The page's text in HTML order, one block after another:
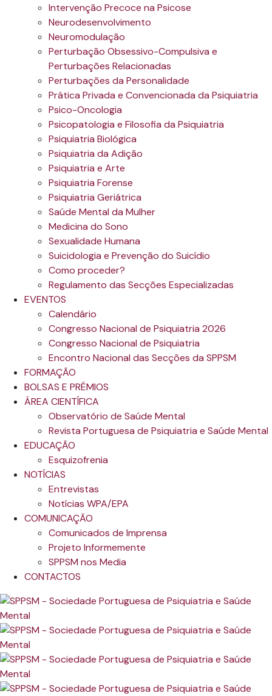
Intervenção Precoce na Psicose
Neurodesenvolvimento
Neuromodulação
Perturbação Obsessivo-Compulsiva e
Perturbações Relacionadas
Perturbações da Personalidade
Prática Privada e Convencionada da Psiquiatria
Psico-Oncologia
Psicopatologia e Filosofia da Psiquiatria
Psiquiatria Biológica
Psiquiatria da Adição
Psiquiatria e Arte
Psiquiatria Forense
Psiquiatria Geriátrica
Saúde Mental da Mulher
Medicina do Sono
Sexualidade Humana
Suicidologia e Prevenção do Suicídio
Como proceder?
Regulamento das Secções Especializadas
EVENTOS
Calendário
Congresso Nacional de Psiquiatria 2026
Congresso Nacional de Psiquiatria
Encontro Nacional das Secções da SPPSM
FORMAÇÃO
BOLSAS E PRÉMIOS
ÁREA CIENTÍFICA
Observatório de Saúde Mental
Revista Portuguesa de Psiquiatria e Saúde Mental
EDUCAÇÃO
Esquizofrenia
NOTÍCIAS
Entrevistas
Notícias WPA/EPA
COMUNICAÇÃO
Comunicados de Imprensa
Projeto Informemente
SPPSM nos Media
CONTACTOS